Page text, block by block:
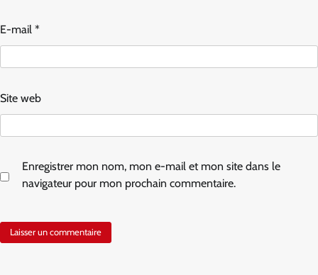
E-mail *
Site web
Enregistrer mon nom, mon e-mail et mon site dans le
navigateur pour mon prochain commentaire.